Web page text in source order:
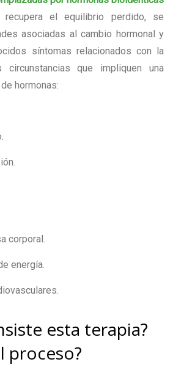
el equilibrio perdido, se
asociadas al cambio hormonal y
síntomas relacionados con la
circunstancias que impliquen una
hormonas:
corporal.
energía.
esta terapia?
proceso?